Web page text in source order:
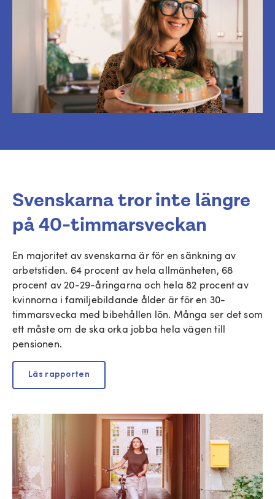
Svenskarna tror inte längre
på 40-timmarsveckan
En majoritet av svenskarna är för en sänkning av
arbetstiden. 64 procent av hela allmänheten, 68
procent av 20-29-åringarna och hela 82 procent av
kvinnorna i familjebildande ålder är för en 30-
timmarsvecka med bibehållen lön. Många ser det som
ett måste om de ska orka jobba hela vägen till
pensionen.
Läs rapporten